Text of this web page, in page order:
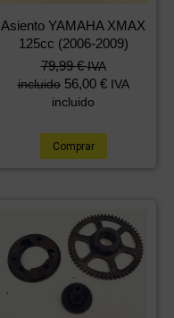
Asiento YAMAHA XMAX
125cc (2006-2009)
79,99€ IVA
incluido 56,00 € IVA
incluido
Comprar